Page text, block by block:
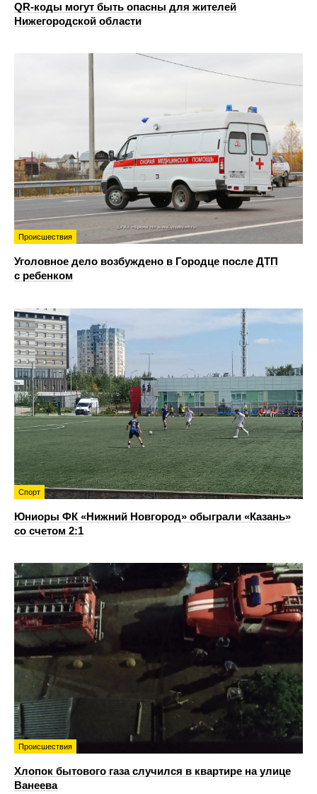
QR-коды могут быть опасны для жителей
Нижегородской области
Происшествия
Уголовное дело возбуждено в Городце после ДТП
с ребенком
Спорт
Юниоры ФК «Нижний Новгород» обыграли «Казань»
со счетом 2:1
Происшествия
Хлопок бытового газа случился в квартире на улице
Ванеева